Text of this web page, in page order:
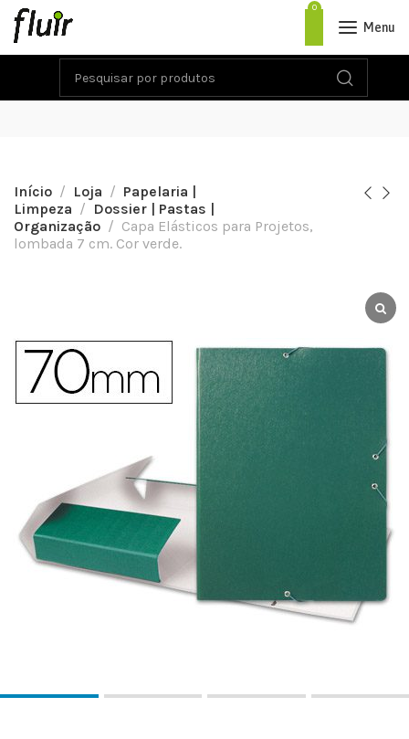
0
Menu
Início Loja
Papelaria |
Limpeza
Dossier | Pastas |
Organização
Capa Elásticos para Projetos,
lombada 7 cm. Cor verde.